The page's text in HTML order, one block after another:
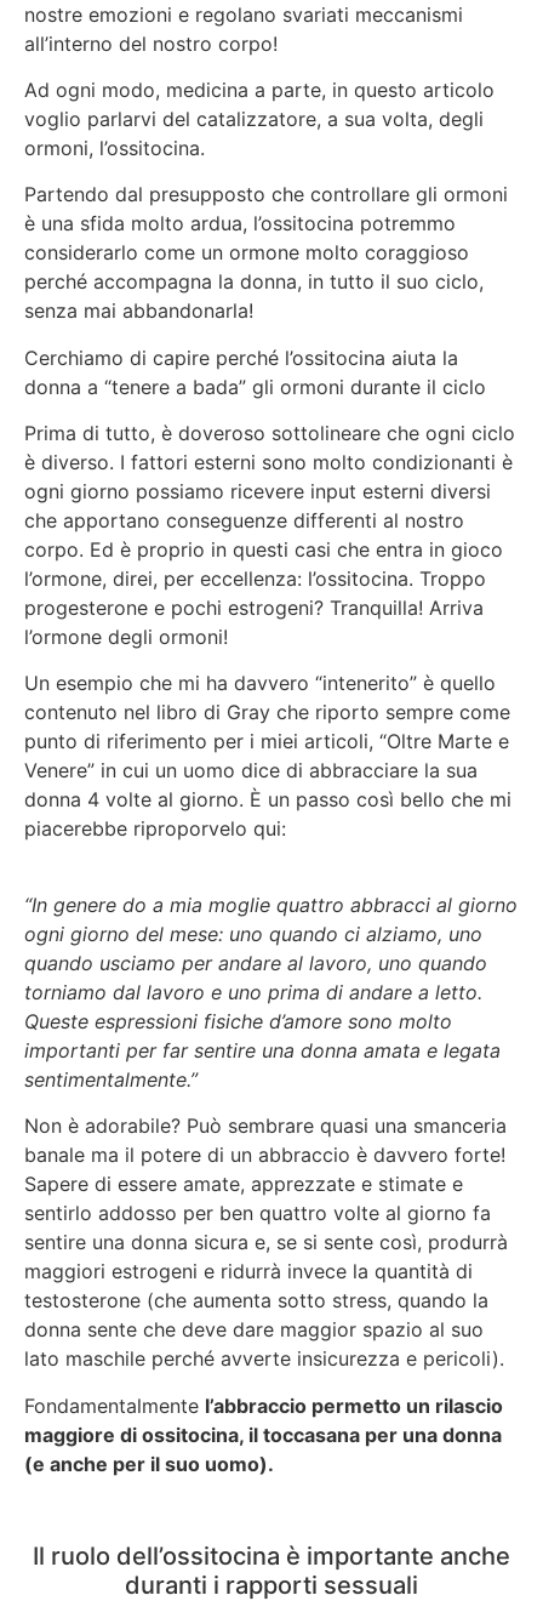
nostre emozioni e regolano svariati meccanismi
all’interno del nostro corpo!
Ad ogni modo, medicina a parte, in questo articolo
voglio parlarvi del catalizzatore, a sua volta, degli
ormoni, l’ossitocina.
Partendo dal presupposto che controllare gli ormoni
è una sfida molto ardua, l’ossitocina potremmo
considerarlo come un ormone molto coraggioso
perché accompagna la donna, in tutto il suo ciclo,
senza mai abbandonarla!
Cerchiamo di capire perché l’ossitocina aiuta la
donna a “tenere a bada” gli ormoni durante il ciclo
Prima di tutto, è doveroso sottolineare che ogni ciclo
è diverso. I fattori esterni sono molto condizionanti è
ogni giorno possiamo ricevere input esterni diversi
che apportano conseguenze differenti al nostro
corpo. Ed è proprio in questi casi che entra in gioco
l’ormone, direi, per eccellenza: l’ossitocina. Troppo
progesterone e pochi estrogeni? Tranquilla! Arriva
l’ormone degli ormoni!
Un esempio che mi ha davvero “intenerito” è quello
contenuto nel libro di Gray che riporto sempre come
punto di riferimento per i miei articoli, “Oltre Marte e
Venere” in cui un uomo dice di abbracciare la sua
donna 4 volte al giorno. È un passo così bello che mi
piacerebbe riproporvelo qui:
“In genere do a mia moglie quattro abbracci al giorno
ogni giorno del mese: uno quando ci alziamo, uno
quando usciamo per andare al lavoro, uno quando
torniamo dal lavoro e uno prima di andare a letto.
Queste espressioni fisiche d’amore sono molto
importanti per far sentire una donna amata e legata
sentimentalmente.”
Non è adorabile? Può sembrare quasi una smanceria
banale ma il potere di un abbraccio è davvero forte!
Sapere di essere amate, apprezzate e stimate e
sentirlo addosso per ben quattro volte al giorno fa
sentire una donna sicura e, se si sente così, produrrà
maggiori estrogeni e ridurrà invece la quantità di
testosterone (che aumenta sotto stress, quando la
donna sente che deve dare maggior spazio al suo
lato maschile perché avverte insicurezza e pericoli).
Fondamentalmente l’abbraccio permetto un rilascio
maggiore di ossitocina, il toccasana per una donna
(e anche per il suo uomo).
Il ruolo dell’ossitocina è importante anche
duranti i rapporti sessuali